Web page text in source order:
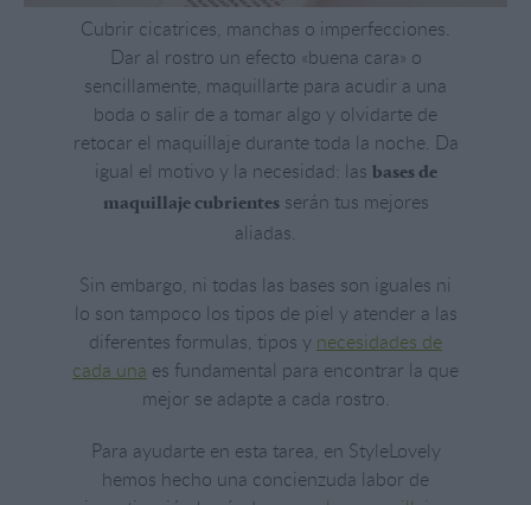
Cubrir cicatrices, manchas o imperfecciones.
Dar al rostro un efecto «buena cara» o
sencillamente, maquillarte para acudir a una
boda o salir de a tomar algo y olvidarte de
retocar el maquillaje durante toda la noche. Da
igual el motivo y la necesidad: las bases de
maquillaje cubrientesserán tus mejores
aliadas.
Sin embargo, ni todas las bases son iguales ni
lo son tampoco los tipos de piel y atender a las
diferentes formulas, tipos y necesidades de
cada una es fundamental para encontrar la que
mejor se adapte a cada rostro.
Para ayudarte en esta tarea, en StyleLovely
hemos hecho una concienzuda labor de